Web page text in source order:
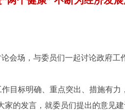
会场，与委员们一起讨论政府工
目标明确、重点突出、措施有力
家的发言，就委员们提出的意见